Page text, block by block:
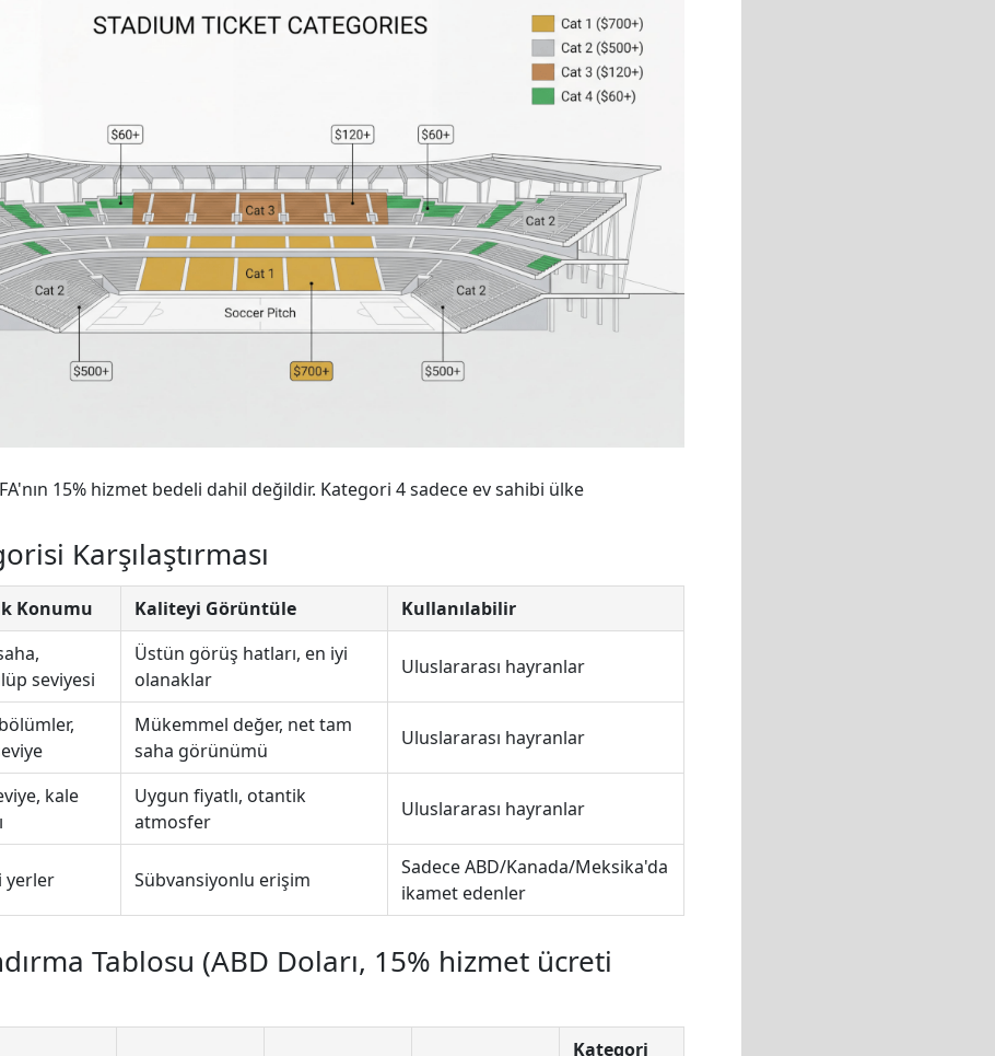
15% hizmet bedeli dahil değildir. Kategori 4 sadece ev sahibi ülke
Karşılaştırması
Konumu Kaliteyi Görüntüle
Kullanılabilir
seviyesi
Üstün görüş hatları, en iyi
olanaklar
Uluslararası hayranlar
Mükemmel değer, net tam
saha görünümü
Uluslararası hayranlar
kale
Uygun fiyatlı, otantik
atmosfer
Uluslararası hayranlar
yerler Sübvansiyonlu erişim
Sadece ABD/Kanada/Meksika'da
ikamet edenler
Tablosu (ABD Doları, 15% hizmet ücreti
Kategori